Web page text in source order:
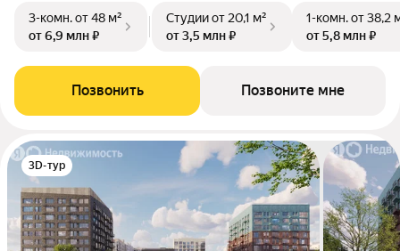
3-комн.от 48 м²
от 6,9 млн ₽
Студииот 20,1 м²
от 3,5 млн ₽
1-комн.от 38,2
от 5,8 млн ₽
Позвонить Позвоните мне
3D-тур